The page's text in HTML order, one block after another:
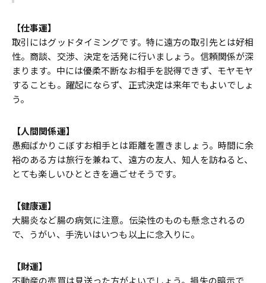
【仕事運】
取引にはグッドタイミングです。特に遠方の取引先とは好相
性。商談、交渉、決定を活発に行いましょう。信頼関係が深
まります。中には優柔不断なお相手を説得できず、モヤモヤ
することも。躍起にならず、正式決定は来年でもよいでしょ
う。
【人間関係運】
愚痴ばかりこぼすお相手とは距離を置きましょう。時間に余
裕のある方は旅行を兼ねて、遠方の友人、知人を訪ねると、
とても楽しいひとときを過ごせそうです。
【健康運】
大腸炎など腸の病気に注意。伝染性のものも懸念されるの
で、うがい、手洗いはいつも以上に念入りに。
【財運】
不動産の売買は見送った方がよいでしょう。損失の暗示で